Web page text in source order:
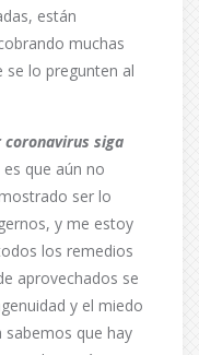
están
muchas
se lo pregunten al
coronavirus siga
que aún no
ser lo
y me estoy
los remedios
aprovechados se
y el miedo
sabemos que hay